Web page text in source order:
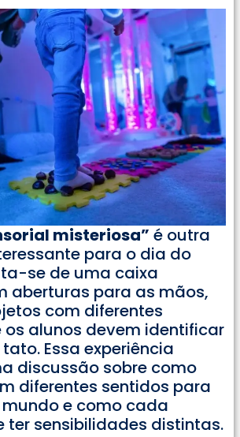
misteriosa” é outra
para o dia do
se de uma caixa
aberturas para as mãos,
com diferentes
os alunos devem identificar
Essa experiência
discussão sobre como
diferentes sentidos para
e como cada
ter sensibilidades distintas.